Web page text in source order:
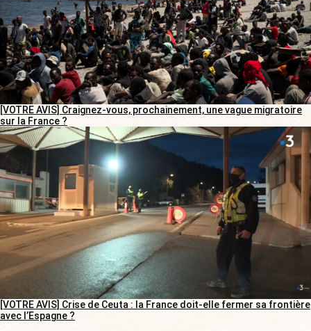
[VOTRE AVIS] Craignez-vous, prochainement, une vague migratoire
sur la France ?
[VOTRE AVIS] Crise de Ceuta : la France doit-elle fermer sa frontière
avec l’Espagne ?